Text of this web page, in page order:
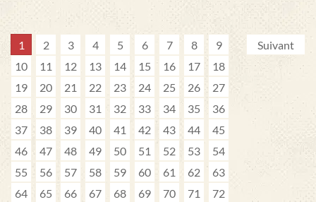
1 2 3 4 5 6 7 8
9
10
11 12 13 14 15 16 17
18
19
20 21 22 23 24 25 26
27
28
29 30 31 32 33 34 35
36
37
38 39 40 41 42 43 44
45
46
47 48 49 50 51 52 53
54
55
56 57 58 59 60 61 62
63
64
65 66 67 68 69 70 71
72
Suivant